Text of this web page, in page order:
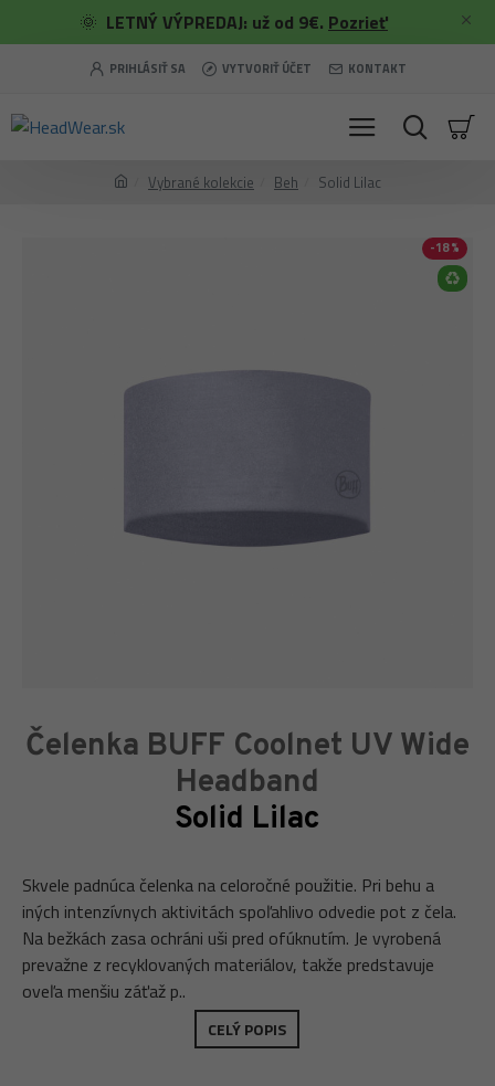
🌞 LETNÝ VÝPREDAJ: už od 9€. Pozrieť
PRIHLÁSIŤ SA VYTVORIŤ ÚČET KONTAKT
Vybrané kolekcie Beh Solid Lilac
-18 %
Čelenka BUFF Coolnet UV Wide
Headband
Solid Lilac
Skvele padnúca čelenka na celoročné použitie. Pri behu a
iných intenzívnych aktivitách spoľahlivo odvedie pot z čela.
Na bežkách zasa ochráni uši pred ofúknutím. Je vyrobená
prevažne z recyklovaných materiálov, takže predstavuje
oveľa menšiu záťaž p..
CELÝ POPIS